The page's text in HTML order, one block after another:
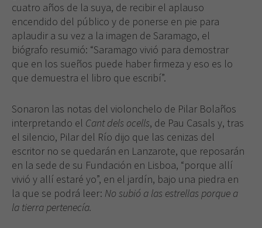
cuatro años de la suya, de recibir el aplauso
encendido del público y de ponerse en pie para
aplaudir a su vez a la imagen de Saramago, el
biógrafo resumió: “Saramago vivió para demostrar
que en los sueños puede haber firmeza y eso es lo
que demuestra el libro que escribí”.
Sonaron las notas del violonchelo de Pilar Bolaños
interpretando el Cant dels ocells, de Pau Casals y, tras
el silencio, Pilar del Río dijo que las cenizas del
escritor no se quedarán en Lanzarote, que reposarán
en la sede de su Fundación en Lisboa, “porque allí
vivió y allí estaré yo”, en el jardín, bajo una piedra en
la que se podrá leer: No subió a las estrellas porque a
la tierra pertenecía.